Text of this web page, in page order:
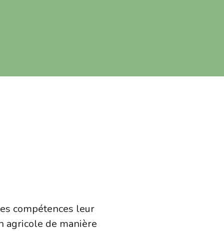
compétences leur
agricole de manière